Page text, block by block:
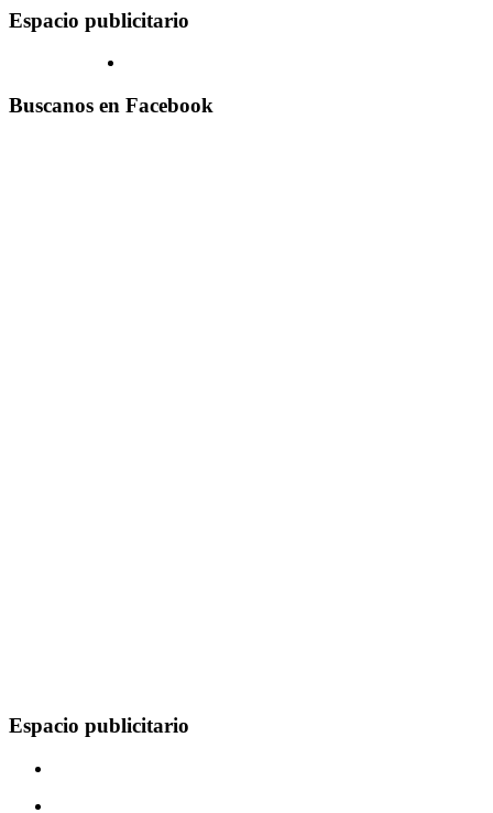
Espacio publicitario
Buscanos en Facebook
Espacio publicitario